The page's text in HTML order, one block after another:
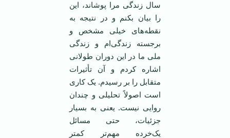
سال زندگی مرا پوشاند، این
را بیان بکنم و در نتیجه به
نقطه‌های خیلی مشخص و
برجسته زندگی‌ام و زندگی
ملی ما در این دوران طولانی
اشاره کردم و آن تأثیرات
متقابل را بر رسیدم. یک کاری
است اصولاً تحلیلی و چندان
روایی نیست. یعنی به بسیار
جزئیات، حتی مسائل
یک‌خرده مهم‌تر کمتر